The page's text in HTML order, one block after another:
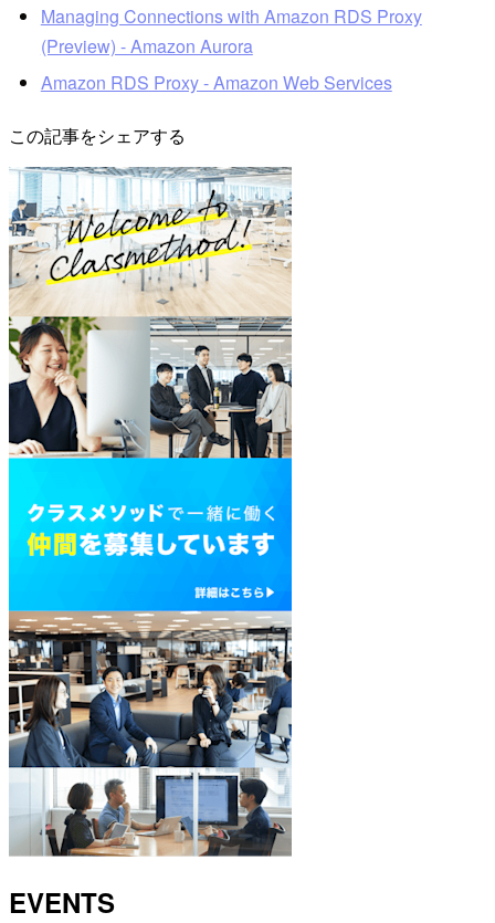
Managing Connections with Amazon RDS Proxy
(Preview) - Amazon Aurora
Amazon RDS Proxy - Amazon Web Services
この記事をシェアする
EVENTS